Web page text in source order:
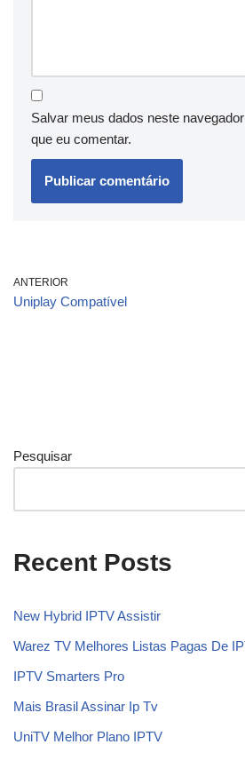
Salvar meus dados neste
que eu comentar.
ANTERIOR
Uniplay Compatível
Pesquisar
Recent Posts
New Hybrid IPTV Assistir
Warez TV Melhores Listas Pagas De
IPTV Smarters Pro
Mais Brasil Assinar Ip Tv
UniTV Melhor Plano IPTV